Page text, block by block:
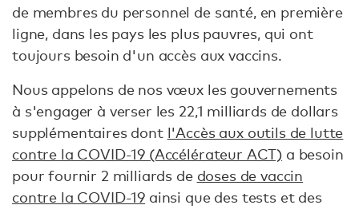
de membres du personnel de santé, en première
ligne, dans les pays les plus pauvres, qui ont
toujours besoin d'un accès aux vaccins.
Nous appelons de nos vœux les gouvernements
à s'engager à verser les 22,1 milliards de dollars
supplémentaires dont l'Accès aux outils de lutte
contre la COVID-19 (Accélérateur ACT) a besoin
pour fournir 2 milliards de doses de vaccin
contre la COVID-19 ainsi que des tests et des